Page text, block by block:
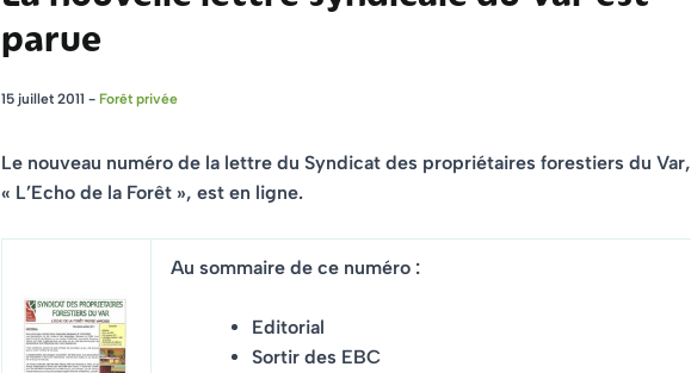
parue
15 juillet 2011 - Forêt privée
Le nouveau numéro de la lettre du Syndicat des propriétaires forestiers du Var,
« L’Echo de la Forêt », est en ligne.
Au sommaire de ce numéro :
Editorial
Sortir des EBC